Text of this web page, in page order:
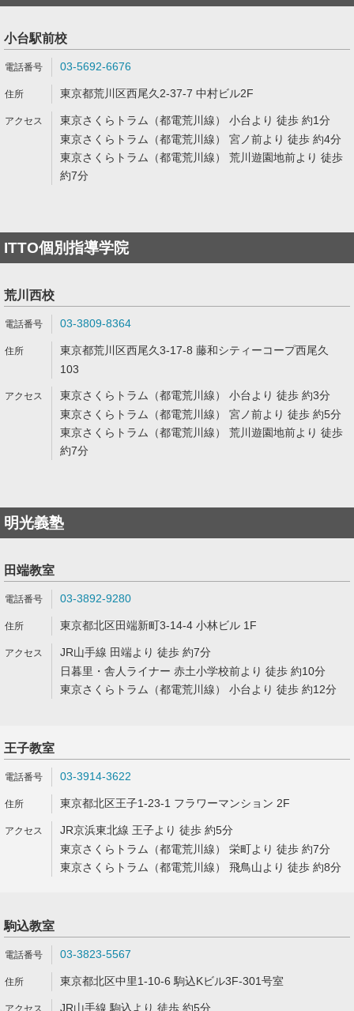
小台駅前校
03-5692-6676
東京都荒川区西尾久2-37-7 中村ビル2F
東京さくらトラム（都電荒川線） 小台より 徒歩 約1分
東京さくらトラム（都電荒川線） 宮ノ前より 徒歩 約4分
東京さくらトラム（都電荒川線） 荒川遊園地前より 徒歩
約7分
ITTO個別指導学院
荒川西校
03-3809-8364
東京都荒川区西尾久3-17-8 藤和シティーコープ西尾久
103
東京さくらトラム（都電荒川線） 小台より 徒歩 約3分
東京さくらトラム（都電荒川線） 宮ノ前より 徒歩 約5分
東京さくらトラム（都電荒川線） 荒川遊園地前より 徒歩
約7分
明光義塾
田端教室
03-3892-9280
東京都北区田端新町3-14-4 小林ビル 1F
JR山手線 田端より 徒歩 約7分
日暮里・舎人ライナー 赤土小学校前より 徒歩 約10分
東京さくらトラム（都電荒川線） 小台より 徒歩 約12分
王子教室
03-3914-3622
東京都北区王子1-23-1 フラワーマンション 2F
JR京浜東北線 王子より 徒歩 約5分
東京さくらトラム（都電荒川線） 栄町より 徒歩 約7分
東京さくらトラム（都電荒川線） 飛鳥山より 徒歩 約8分
駒込教室
03-3823-5567
東京都北区中里1-10-6 駒込Kビル3F-301号室
JR山手線 駒込より 徒歩 約5分